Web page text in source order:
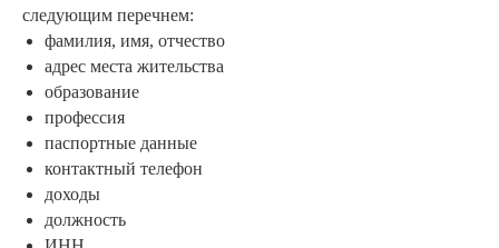
следующим перечнем:
фамилия, имя, отчество
адрес места жительства
образование
профессия
паспортные данные
контактный телефон
доходы
должность